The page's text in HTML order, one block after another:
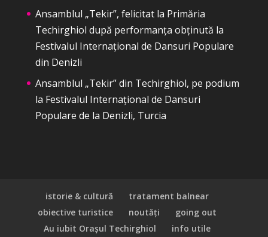
Ansamblul „Tekir”, felicitat la Primăria
Techirghiol după performanța obținută la
Festivalul Internațional de Dansuri Populare
din Denizli
Ansamblul „Tekir” din Techirghiol, pe podium
la Festivalul Internațional de Dansuri
Populare de la Denizli, Turcia
istorie & cultură
tratament balnear
obiective turistice
noutăți
going out
Au iubit Orașul Techirghiol
info utile